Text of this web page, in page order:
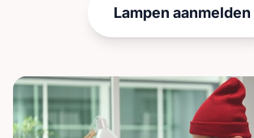
Lampen aanmelden